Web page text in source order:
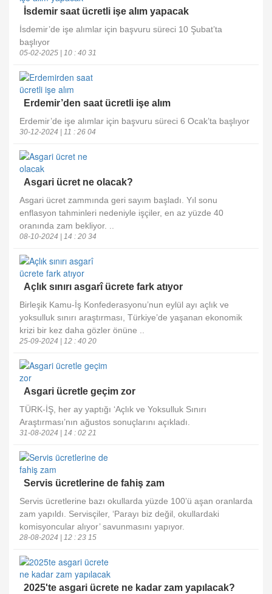
İsdemir saat ücretli işe alım yapacak
İsdemir’de işe alımlar için başvuru süreci 10 Şubat’ta
başlıyor
05-02-2025 | 10 : 40 31
Erdemir’den saat ücretli işe alım
Erdemir’de işe alımlar için başvuru süreci 6 Ocak’ta başlıyor
30-12-2024 | 11 : 26 04
Asgari ücret ne olacak?
Asgari ücret zammında geri sayım başladı. Yıl sonu
enflasyon tahminleri nedeniyle işçiler, en az yüzde 40
oranında zam bekliyor. ..
08-10-2024 | 14 : 20 34
Açlık sınırı asgarî ücrete fark atıyor
Birleşik Kamu-İş Konfederasyonu’nun eylül ayı açlık ve
yoksulluk sınırı araştırması, Türkiye’de yaşanan ekonomik
krizi bir kez daha gözler önüne ..
25-09-2024 | 12 : 40 20
Asgari ücretle geçim zor
TÜRK-İŞ, her ay yaptığı ‘Açlık ve Yoksulluk Sınırı
Araştırması’nın ağustos sonuçlarını açıkladı.
31-08-2024 | 14 : 02 21
Servis ücretlerine de fahiş zam
Servis ücretlerine bazı okullarda yüzde 100’ü aşan oranlarda
zam yapıldı. Servisçiler, ‘Parayı biz değil, okullardaki
komisyoncular alıyor’ savunmasını yapıyor.
28-08-2024 | 12 : 23 15
2025'te asgari ücrete ne kadar zam yapılacak?